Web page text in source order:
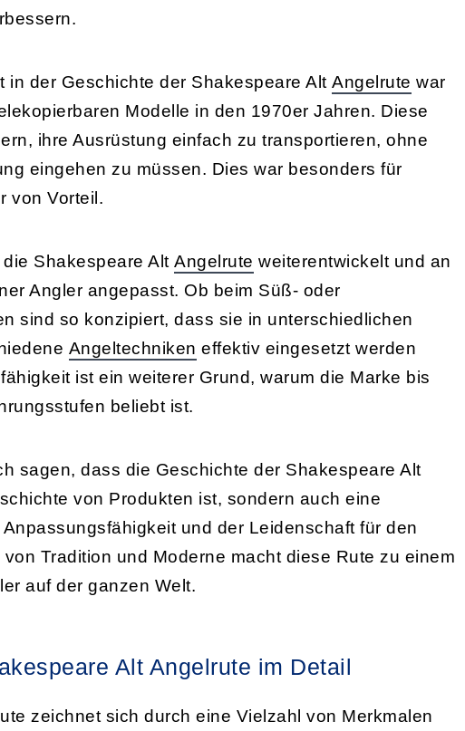
in der Geschichte der Shakespeare Alt Angelrute war
Modelle in den 1970er Jahren. Diese
ihre Ausrüstung einfach zu transportieren, ohne
eingehen zu müssen. Dies war besonders für
von Vorteil.
Shakespeare Alt Angelrute weiterentwickelt und an
Angler angepasst. Ob beim Süß- oder
sind so konzipiert, dass sie in unterschiedlichen
Angeltechniken effektiv eingesetzt werden
ist ein weiterer Grund, warum die Marke bis
beliebt ist.
sagen, dass die Geschichte der Shakespeare Alt
von Produkten ist, sondern auch eine
und der Leidenschaft für den
Tradition und Moderne macht diese Rute zu einem
auf der ganzen Welt.
Alt Angelrute im Detail
zeichnet sich durch eine Vielzahl von Merkmalen